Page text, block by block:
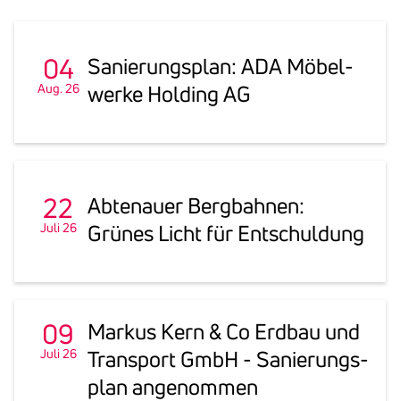
04
Aug. 26
Sanie­rungs­plan: ADA Möbel­
werke Holding AG
22
Juli 26
Abten­auer Berg­bahnen:
Grünes Licht für Entschul­dung
09
Juli 26
Markus Kern & Co Erdbau und
Trans­port GmbH - Sanie­rungs­
plan ange­nommen